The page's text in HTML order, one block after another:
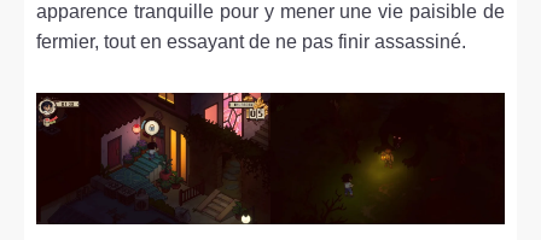
apparence tranquille pour y mener une vie paisible de
fermier, tout en essayant de ne pas finir assassiné.